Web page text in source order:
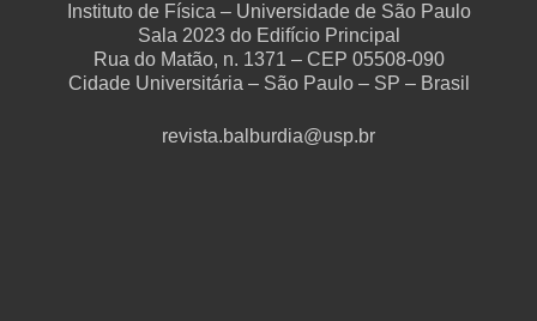
Instituto de Física – Universidade de São Paulo
Sala 2023 do Edifício Principal
Rua do Matão, n. 1371 – CEP 05508-090
Cidade Universitária – São Paulo – SP – Brasil
revista.balburdia@usp.br